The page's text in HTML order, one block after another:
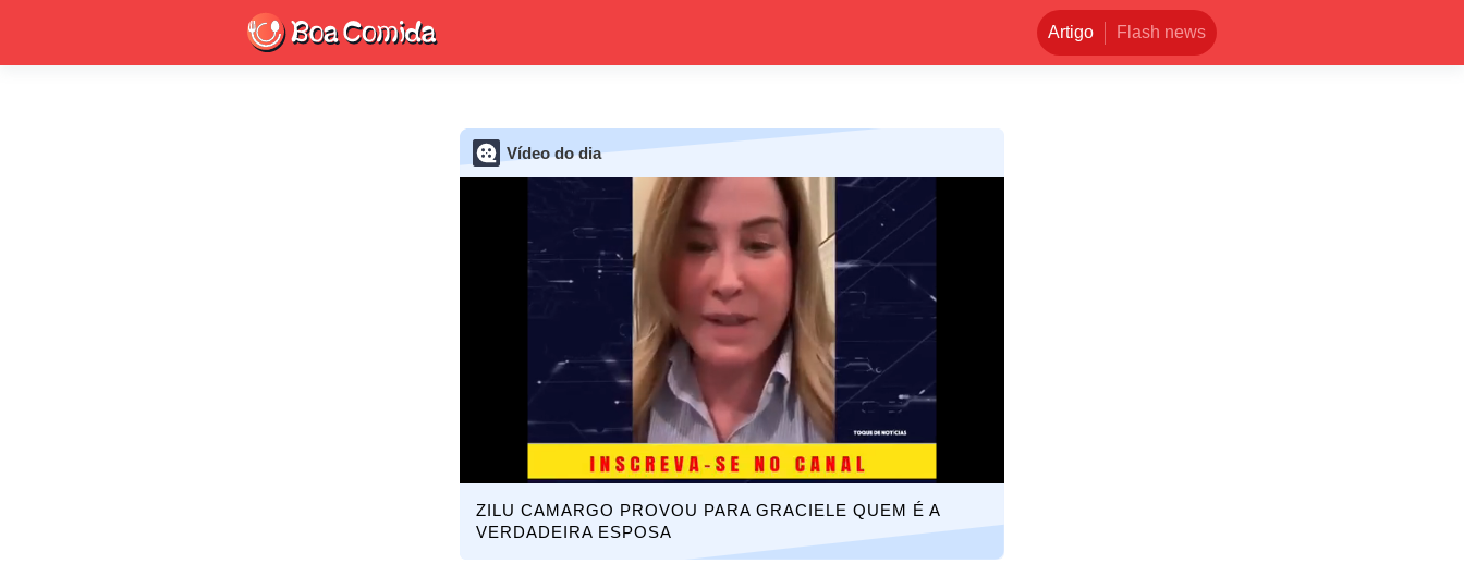
Artigo Flash news
Vídeo do dia
ZILU CAMARGO PROVOU PARA GRACIELE QUEM É A
VERDADEIRA ESPOSA